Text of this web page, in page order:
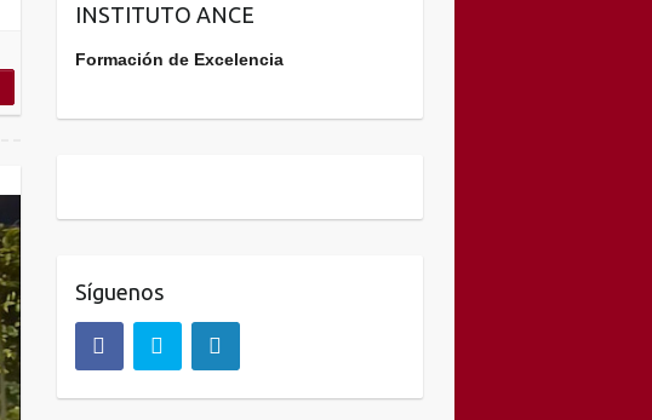
INSTITUTO ANCE
Formación de Excelencia
Síguenos